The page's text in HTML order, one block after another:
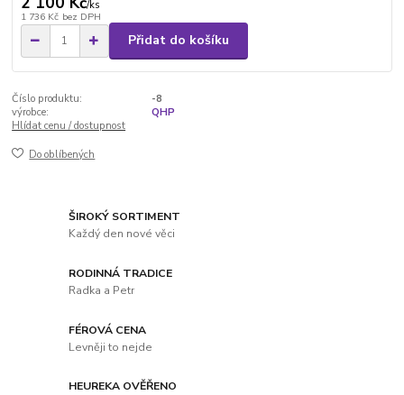
/ks
1 736 Kč bez DPH
Přidat do košíku
Číslo produktu:
-8
výrobce:
QHP
Hlídat cenu / dostupnost
Do oblíbených
ŠIROKÝ SORTIMENT
Každý den nové věci
RODINNÁ TRADICE
Radka a Petr
FÉROVÁ CENA
Levněji to nejde
HEUREKA OVĚŘENO